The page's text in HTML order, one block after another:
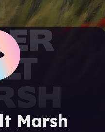
Marsh